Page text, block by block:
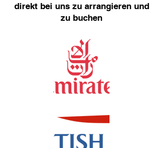
direkt bei uns zu arrangieren und
zu buchen